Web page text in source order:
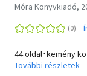
Móra Könyvkiadó,
44 oldal･kemény
További részletek